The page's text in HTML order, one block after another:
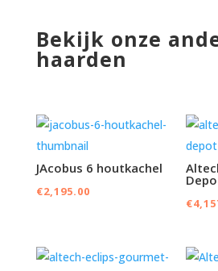
Bekijk onze
haarden
JAcobus 6 houtkachel
€2,195.00
€